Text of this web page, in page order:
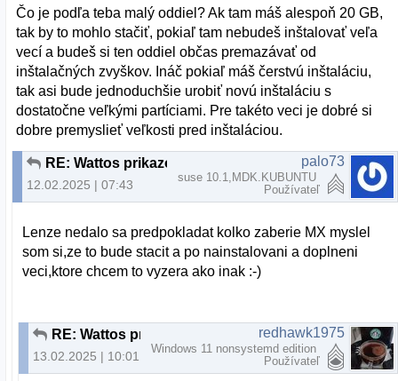
Čo je podľa teba malý oddiel? Ak tam máš alespoň 20 GB,
tak by to mohlo stačiť, pokiaľ tam nebudeš inštalovať veľa
vecí a budeš si ten oddiel občas premazávať od
inštalačných zvyškov. Ináč pokiaľ máš čerstvú inštaláciu,
tak asi bude jednoduchšie urobiť novú inštaláciu s
dostatočne veľkými partíciami. Pre takéto veci je dobré si
dobre premyslieť veľkosti pred inštaláciou.
RE: Wattos prikazovy riadok
12.02.2025 | 07:43
palo73
suse 10.1,MDK.KUBUNTU
Používateľ
Lenze nedalo sa predpokladat kolko zaberie MX myslel
som si,ze to bude stacit a po nainstalovani a doplneni
veci,ktore chcem to vyzera ako inak :-)
RE: Wattos prikazovy riadok
13.02.2025 | 10:01
redhawk1975
Windows 11 nonsystemd edition
Používateľ